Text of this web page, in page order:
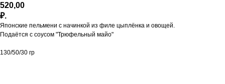
520,00
₽.
Японские пельмени с начинкой из филе цыплёнка и овощей.
Подаётся с соусом "Трюфельный майо"
130/50/30 гр